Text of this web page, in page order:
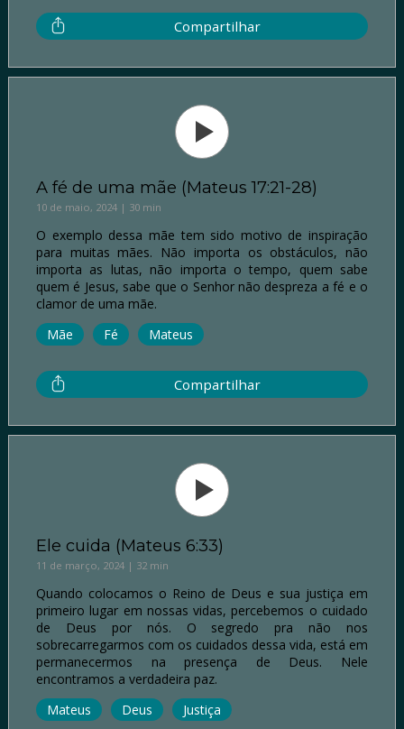
Compartilhar
A fé de uma mãe (Mateus 17:21-28)
10 de maio, 2024 | 30 min
O exemplo dessa mãe tem sido motivo de inspiração
para muitas mães. Não importa os obstáculos, não
importa as lutas, não importa o tempo, quem sabe
quem é Jesus, sabe que o Senhor não despreza a fé e o
clamor de uma mãe.
Mãe
Fé Mateus
Compartilhar
Ele cuida (Mateus 6:33)
11 de março, 2024 | 32 min
Quando colocamos o Reino de Deus e sua justiça em
primeiro lugar em nossas vidas, percebemos o cuidado
de Deus por nós. O segredo pra não nos
sobrecarregarmos com os cuidados dessa vida, está em
permanecermos na presença de Deus. Nele
encontramos a verdadeira paz.
Mateus
Deus Justiça